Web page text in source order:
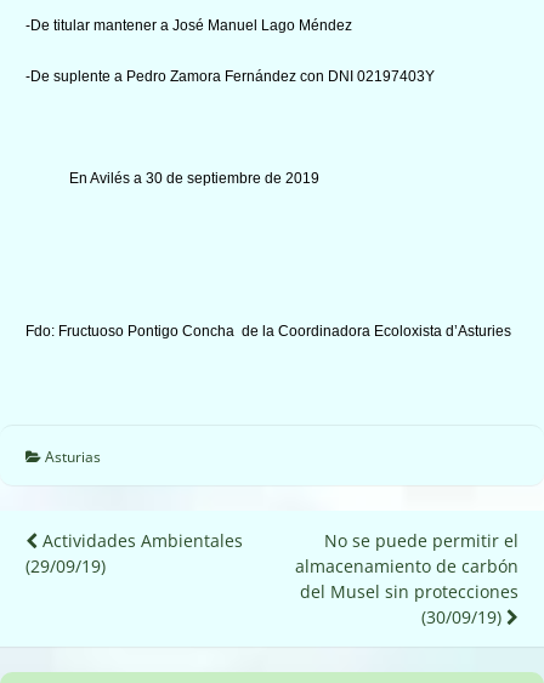
-De titular mantener a José Manuel Lago Méndez
-De suplente a Pedro Zamora Fernández con DNI 02197403Y
En Avilés a 30 de septiembre de 2019
Fdo: Fructuoso Pontigo Concha de la Coordinadora Ecoloxista d’Asturies
Asturias
Navegación
de
Actividades Ambientales
(29/09/19)
No se puede permitir el
almacenamiento de carbón
del Musel sin protecciones
(30/09/19)